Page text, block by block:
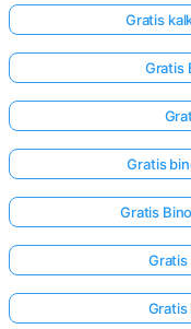
Gratis
Gratis
Gratis
Gratis
Gratis